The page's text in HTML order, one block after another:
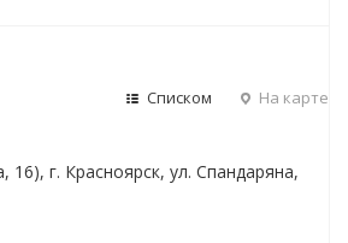
Списком На карте
16), г. Красноярск, ул. Спандаряна,